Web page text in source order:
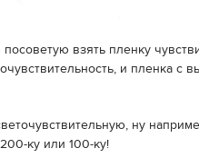
взять пленку
и пленка с
ну
ку или 100-ку!